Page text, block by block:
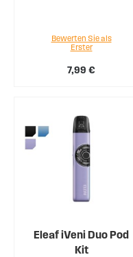
7,99 €
Bewerten Sie als
Erster
Eleaf iVeni Duo Pod
Kit